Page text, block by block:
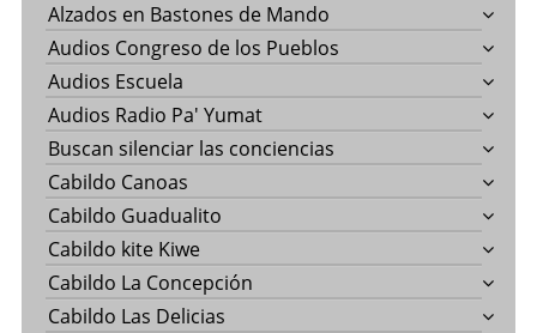
Alzados en Bastones de Mando
Audios Congreso de los Pueblos
Audios Escuela
Audios Radio Pa' Yumat
Buscan silenciar las conciencias
Cabildo Canoas
Cabildo Guadualito
Cabildo kite Kiwe
Cabildo La Concepción
Cabildo Las Delicias